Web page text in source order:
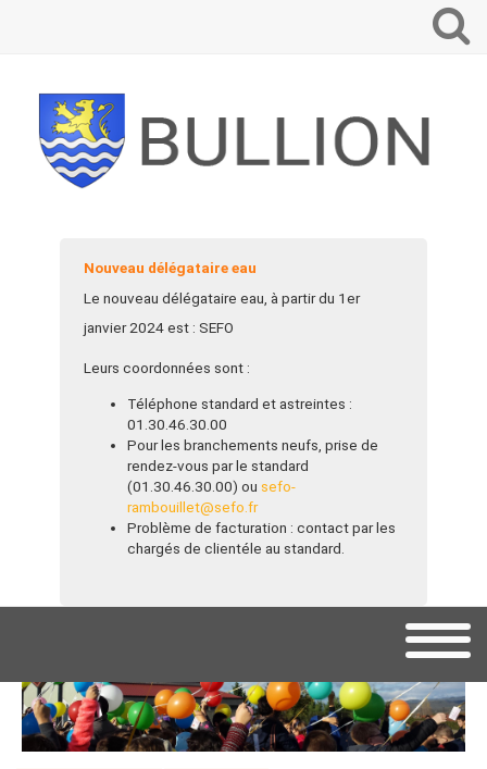
Que
voulez-
Nouveau délégataire eau
Le nouveau délégataire eau, à partir du 1er
janvier 2024 est : SEFO
Leurs coordonnées sont :
Téléphone standard et astreintes :
01.30.46.30.00
Pour les branchements neufs, prise de
rendez-vous par le standard
(01.30.46.30.00) ou sefo-
rambouillet@sefo.fr
Problème de facturation : contact par les
chargés de clientéle au standard.